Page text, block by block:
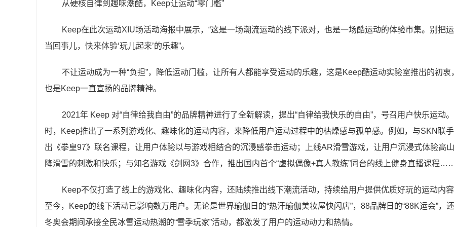
从硬核自律到趣味潮酷，Keep让运动“零门槛”
Keep在此次运动XIU场活动海报中展示，“这是一场潮流运动的线下派对，也是一场酷运动的体验市集。别把
当回事儿，快来体验‘玩儿起来’的乐趣”。
不让运动成为一种“负担”，降低运动门槛，让所有人都能享受运动的乐趣，这是Keep酷运动实验室推出的初衷
也是Keep一直宣扬的品牌精神。
2021年 Keep 对“自律给我自由”的品牌精神进行了全新解读，提出“自律给我快乐的自由”，号召用户快乐运动
时，Keep推出了一系列游戏化、趣味化的运动内容，来降低用户运动过程中的枯燥感与孤单感。例如，与SKN联
出《拳皇97》联名课程，让用户体验以与游戏相结合的沉浸感拳击运动；上线AR滑雪游戏，让用户沉浸式体验高
降滑雪的刺激和快乐；与知名游戏《剑网3》合作，推出国内首个“虚拟偶像+真人教练”同台的线上健身直播课程
Keep不仅打造了线上的游戏化、趣味化内容，还陆续推出线下潮流活动，持续给用户提供优质好玩的运动内容
至今，Keep的线下活动已影响数万用户。无论是世界瑜伽日的“热汗瑜伽美妆屋快闪店”，88品牌日的“88K运会”，
冬奥会期间承接全民冰雪运动热潮的“雪季玩家”活动，都激发了用户的运动动力和热情。